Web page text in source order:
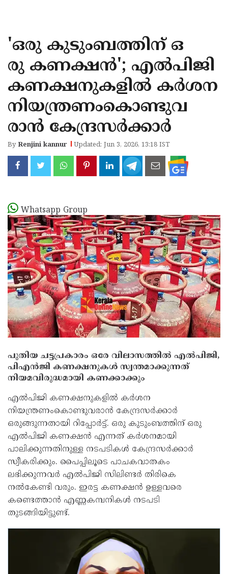
KANNUR
KASARAGOD
'ഒരു കുടുംബത്തിന് ഒ
രു കണക്ഷന്‍'; എല്‍പിജി
കണക്ഷനുകളില്‍ കര്‍ശന
നിയന്ത്രണംകൊണ്ടുവ
രാന്‍ കേന്ദ്രസര്‍ക്കാര്‍
ByRenjini kannur Updated: Jun 3, 2026, 13:18 IST
Whatsapp Group
പുതിയ ചട്ടപ്രകാരം ഒരേ വിലാസത്തില്‍ എല്‍പിജി,
പിഎന്‍ജി കണക്ഷനുകള്‍ സ്വന്തമാക്കുന്നത്
നിയമവിരുദ്ധമായി കണക്കാക്കും
എല്‍പിജി കണക്ഷനുകളില്‍ കര്‍ശന
നിയന്ത്രണംകൊണ്ടുവരാന്‍ കേന്ദ്രസര്‍ക്കാര്‍
ഒരുങ്ങുന്നതായി റിപ്പോര്‍ട്ട്. ഒരു കുടുംബത്തിന് ഒരു
എല്‍പിജി കണക്ഷന്‍ എന്നത് കര്‍ശനമായി
പാലിക്കുന്നതിനുള്ള നടപടികള്‍ കേന്ദ്രസര്‍ക്കാര്‍
സ്വീകരിക്കും. പൈപ്പിലൂടെ പാചകവാതകം
ലഭിക്കുന്നവര്‍ എല്‍പിജി സിലിണ്ടര്‍ തിരികെ
നല്‍കേണ്ടി വരും. ഇരട്ട കണക്ഷന്‍ ഉള്ളവരെ
കണ്ടെത്താന്‍ എണ്ണകമ്പനികള്‍ നടപടി
തുടങ്ങിയിട്ടുണ്ട്.